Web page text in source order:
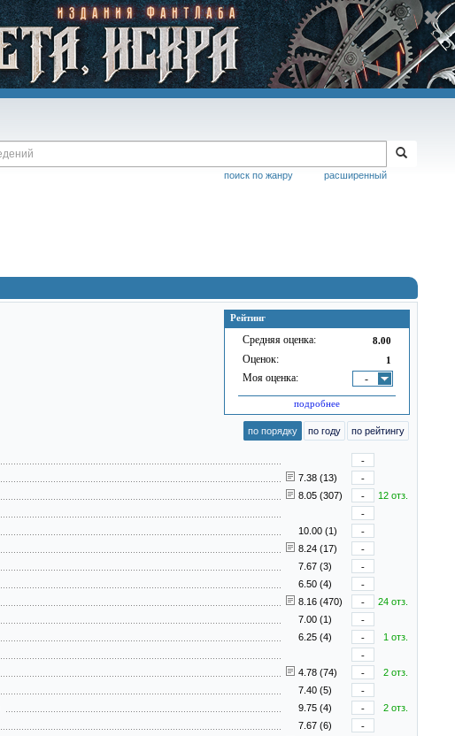
расширенный
поиск по жанру
Рейтинг
Средняя оценка: 8.00
Оценок: 1
Моя оценка: -
подробнее
по порядку по году по рейтингу
-
7.38 (13)
-
8.05 (307) -
12 отз.
-
10.00 (1)
-
8.24 (17)
-
7.67 (3)
-
6.50 (4)
-
8.16 (470) -
24 отз.
7.00 (1)
-
6.25 (4) -
1 отз.
-
4.78 (74) -
2 отз.
7.40 (5)
-
9.75 (4) -
2 отз.
7.67 (6)
-